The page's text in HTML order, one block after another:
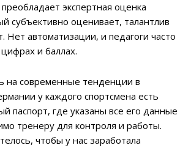
экспертная оценка
субъективно оценивает, талантлив
Нет автоматизации, и педагоги часто
и баллах.
на современные тенденции в
у каждого спортсмена есть
паспорт, где указаны все его данные
тренеру для контроля и работы.
чтобы у нас заработала